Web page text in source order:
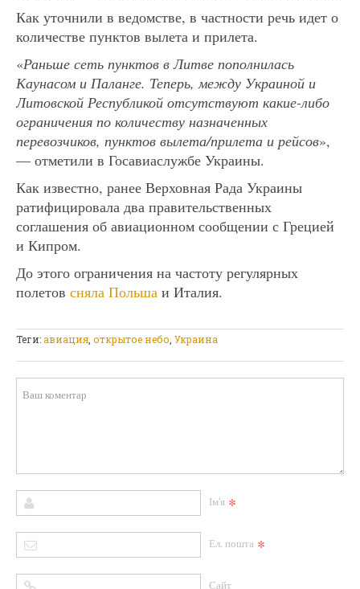
Как уточнили в ведомстве, в частности речь идет о
количестве пунктов вылета и прилета.
«Раньше сеть пунктов в Литве пополнилась
Каунасом и Паланге. Теперь, между Украиной и
Литовской Республикой отсутствуют какие-либо
ограничения по количеству назначенных
перевозчиков, пунктов вылета/прилета и рейсов»,
— отметили в Госавиаслужбе Украины.
Как известно, ранее Верховная Рада Украины
ратифицировала два правительственных
соглашения об авиационном сообщении с Грецией
и Кипром.
До этого ограничения на частоту регулярных
полетов сняла Польша и Италия.
Теги:авиация открытое небо Украина
Ім'я *
Ел. пошта *
Сайт